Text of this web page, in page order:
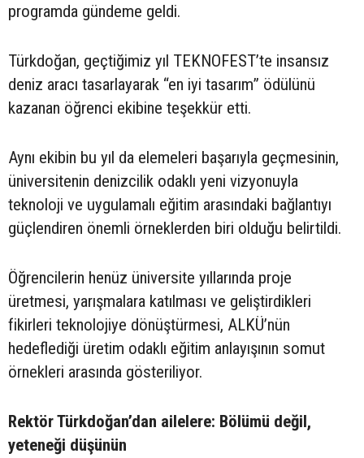
programda gündeme geldi.
Türkdoğan, geçtiğimiz yıl TEKNOFEST’te insansız
deniz aracı tasarlayarak “en iyi tasarım” ödülünü
kazanan öğrenci ekibine teşekkür etti.
Aynı ekibin bu yıl da elemeleri başarıyla geçmesinin,
üniversitenin denizcilik odaklı yeni vizyonuyla
teknoloji ve uygulamalı eğitim arasındaki bağlantıyı
güçlendiren önemli örneklerden biri olduğu belirtildi.
Öğrencilerin henüz üniversite yıllarında proje
üretmesi, yarışmalara katılması ve geliştirdikleri
fikirleri teknolojiye dönüştürmesi, ALKÜ’nün
hedeflediği üretim odaklı eğitim anlayışının somut
örnekleri arasında gösteriliyor.
Rektör Türkdoğan’dan ailelere: Bölümü değil,
yeteneği düşünün